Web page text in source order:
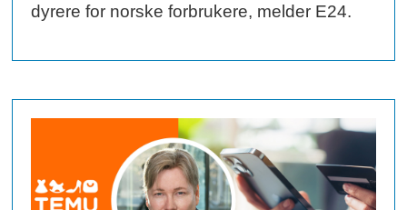
dyrere for norske forbrukere, melder E24.